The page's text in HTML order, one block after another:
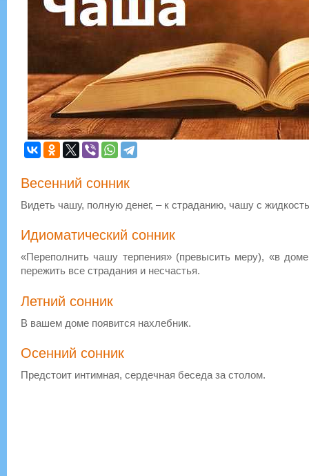
Весенний сонник
Видеть чашу, полную денег, – к страданию, чашу с
Идиоматический сонник
«Переполнить чашу терпения» (превысить меру), «в
пережить все страдания и несчастья.
Летний сонник
В вашем доме появится нахлебник.
Осенний сонник
Предстоит интимная, сердечная беседа за столом.